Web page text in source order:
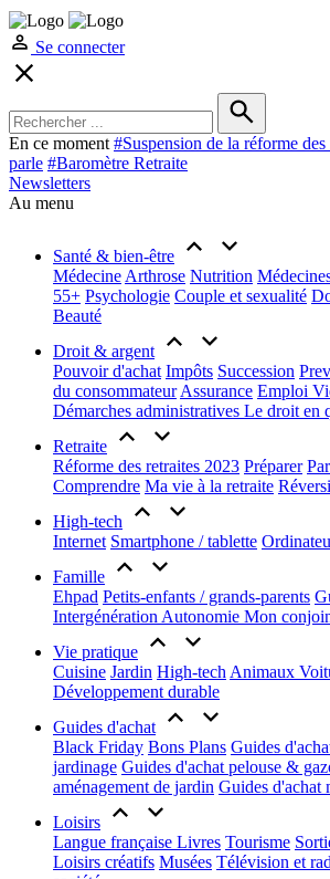
Se connecter
En ce moment #Suspension de la réforme des
parle #Baromètre Retraite
Newsletters
Au menu
Santé & bien-être
Médecine Arthrose Nutrition
55+ Psychologie Couple et sexualité
Beauté
Droit & argent
Pouvoir d'achat Impôts Succession
du consommateur Assurance Emploi
Démarches administratives Le droit en
Retraite
Réforme des retraites 2023 Préparer
Comprendre Ma vie à la retraite
High-tech
Internet Smartphone / tablette
Famille
Ehpad Petits-enfants / grands-parents
Intergénération Autonomie Mon
Vie pratique
Cuisine Jardin High-tech Animaux
Développement durable
Guides d'achat
Black Friday Bons Plans Guides
jardinage Guides d'achat pelouse &
aménagement de jardin Guides d'achat
Loisirs
Langue française Livres Tourisme
Loisirs créatifs Musées Télévision et